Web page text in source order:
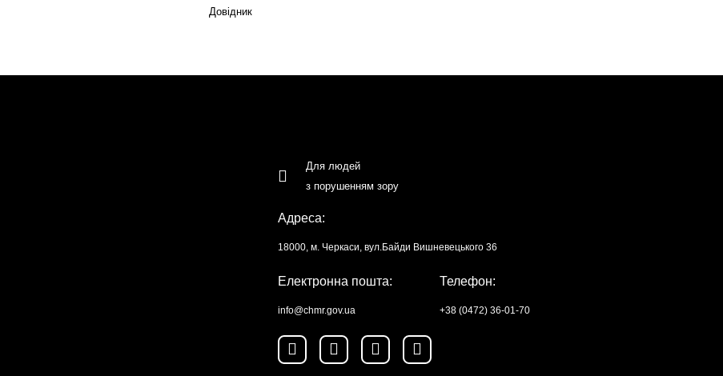
Довідник
Для людей
з порушенням зору
Адреса:
18000, м. Черкаси, вул.Байди Вишневецького 36
Електронна пошта:
info@chmr.gov.ua
Телефон:
+38 (0472) 36-01-70